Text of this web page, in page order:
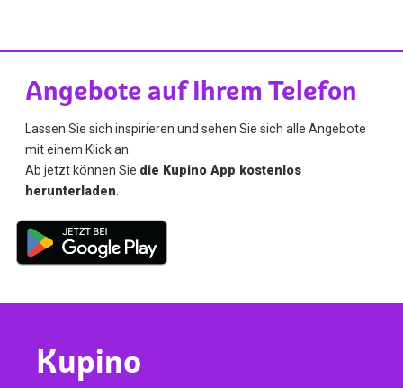
Angebote auf Ihrem Telefon
Lassen Sie sich inspirieren und sehen Sie sich alle Angebote
mit einem Klick an.
Ab jetzt können Sie die Kupino App kostenlos
herunterladen
Kupino